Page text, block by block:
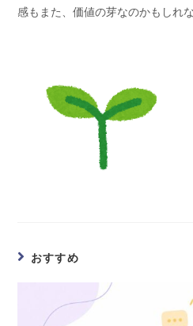
感もまた、価値の芽なのかもしれ
おすすめ